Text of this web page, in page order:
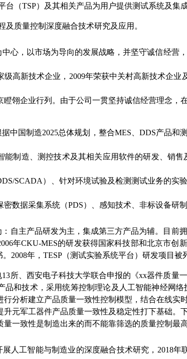
台（TSP）及其相关产品为用户提供测试系统及集
及质量控制深度融合技术研究及应用。
心，以市场为导向的发展战略，并坚守诚信经营
级高新技术企业，2009年荣获中关村高新技术企
瞪翎企业行列。由于公司一贯坚持诚信经营理念
据中国制造2025总体规划，整合MES、DDS产品
能制造、测控技术及其相关应用软件的研发、销
SCADA）、针对环境试验及检测测试业务的
数据采集系统（PDS）、感知技术、非标设备研
自主产品研发为主，集成第三方产品为辅。目前
年CKU-MES的研发获得国家科技部和北京市
2008年，TESP（测试实验系统平台）研发项目
13所、西安电子科技大学联合申报的《xx器件质
品和技术，采用统筹控制理论及人工智能神经网
行分析建立产品质量一致性控制模型，结合在线
升元军工器件产品质量一致性及稳定性打下基础
一致性是制造出来的而不能靠筛选的质量控制最
人工智能与制造业的深度融合技术研究，2018